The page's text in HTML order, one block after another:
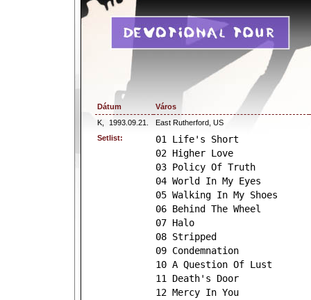
Dátum
Város
K,
1993.09.21.
East Rutherford, US
Setlist:
01 Life's Short
02 Higher Love
03 Policy Of Truth
04 World In My Eyes
05 Walking In My Shoes
06 Behind The Wheel
07 Halo
08 Stripped
09 Condemnation
10 A Question Of Lust
11 Death's Door
12 Mercy In You